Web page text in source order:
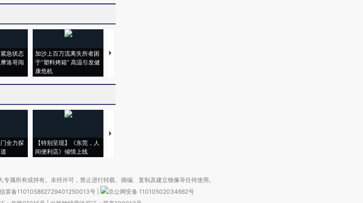
急状态
洛哥闯
加沙上百万流离失所者困
于“塑料烤箱” 高温引发健
康危机
视线｜HYROX的吸金
门全力探
【特别呈现】《东莞，人
间便利店》倾情上线
【推广】走进第四届链博
属所有或持有。未经许可，禁止进行转载、摘编、复制及建立镜像等任何使用。
算备110105862729401250013号
京公网安备 11010502034662号